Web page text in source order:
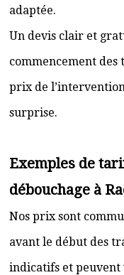
adaptée.
Un devis clair et
commencement des
prix de
surprise.
Exemples de
débouchage à
Nos prix sont
avant le début des
indicatifs et